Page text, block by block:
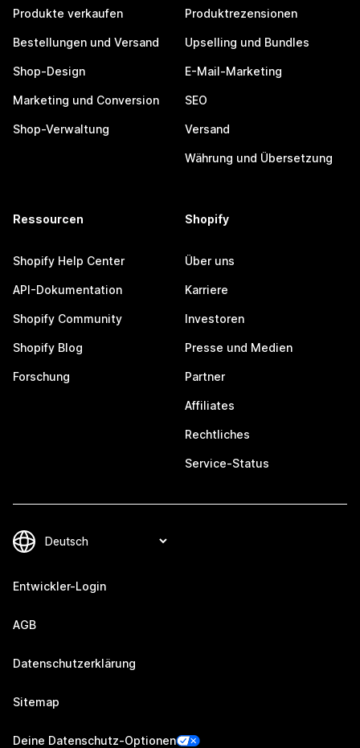
Produkte verkaufen
Bestellungen und Versand
Shop-Design
Marketing und Conversion
Shop-Verwaltung
Produktrezensionen
Upselling und Bundles
E-Mail-Marketing
SEO
Versand
Währung und Übersetzung
Ressourcen
Shopify Help Center
API-Dokumentation
Shopify Community
Shopify Blog
Forschung
Shopify
Über uns
Karriere
Investoren
Presse und Medien
Partner
Affiliates
Rechtliches
Service-Status
Entwickler-Login
AGB
Datenschutzerklärung
Sitemap
Deine Datenschutz-Optionen